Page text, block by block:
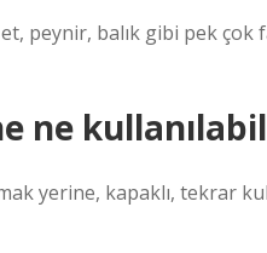
peynir, balık gibi pek çok
ne
yerine, kapaklı, tekrar